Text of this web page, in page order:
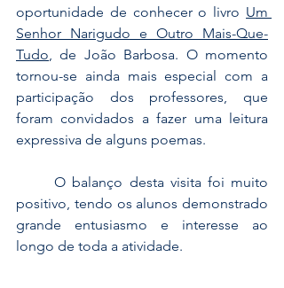
oportunidade de conhecer o livro Um
Senhor Narigudo e Outro Mais-Que-
Tudo, de João Barbosa. O momento
tornou-se ainda mais especial com a
participação dos professores, que
foram convidados a fazer uma leitura
expressiva de alguns poemas.
	O balanço desta visita foi muito
positivo, tendo os alunos demonstrado
grande entusiasmo e interesse ao
longo de toda a atividade.